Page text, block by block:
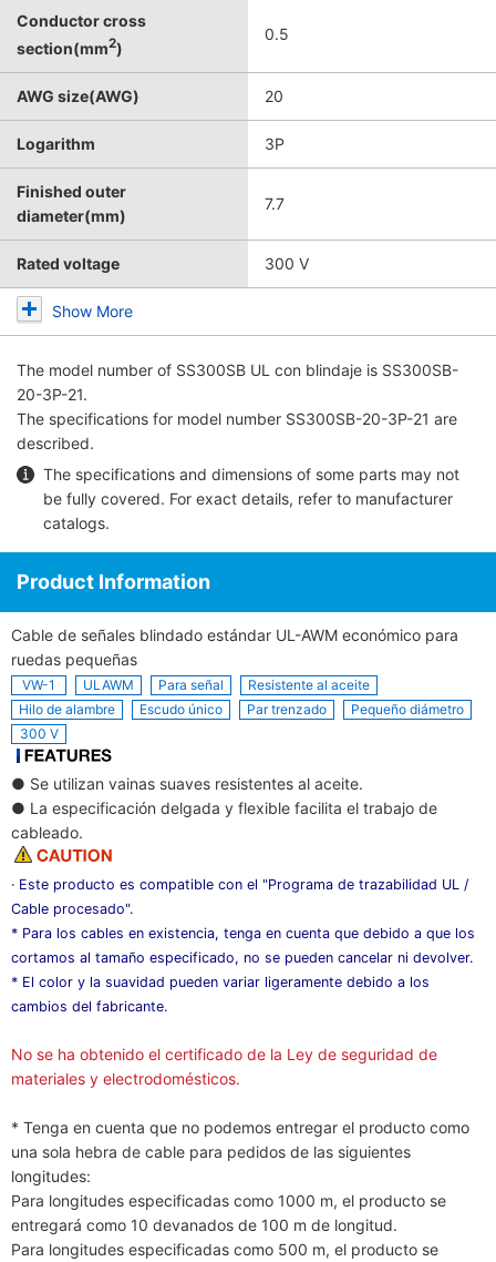
Conductor cross
section(mm2)
0.5
AWG size(AWG) 20
Logarithm 3P
Finished outer
diameter(mm)
7.7
Rated voltage 300 V
Show More
The model number of SS300SB UL con blindaje is SS300SB-
20-3P-21.
The specifications for model number SS300SB-20-3P-21 are
described.
The specifications and dimensions of some parts may not
be fully covered. For exact details, refer to manufacturer
catalogs.
Product Information
Cable de señales blindado estándar UL-AWM económico para
ruedas pequeñas
VW-1 ULAWM Para señal
Resistente al aceite
Hilo de alambre
Escudo único Par trenzado
Pequeño diámetro
300 V
● Se utilizan vainas suaves resistentes al aceite.
● La especificación delgada y flexible facilita el trabajo de
cableado.
· Este producto es compatible con el "Programa de trazabilidad UL /
Cable procesado".
* Para los cables en existencia, tenga en cuenta que debido a que los
cortamos al tamaño especificado, no se pueden cancelar ni devolver.
* El color y la suavidad pueden variar ligeramente debido a los
cambios del fabricante.
No se ha obtenido el certificado de la Ley de seguridad de
materiales y electrodomésticos.
* Tenga en cuenta que no podemos entregar el producto como
una sola hebra de cable para pedidos de las siguientes
longitudes:
Para longitudes especificadas como 1000 m, el producto se
entregará como 10 devanados de 100 m de longitud.
Para longitudes especificadas como 500 m, el producto se